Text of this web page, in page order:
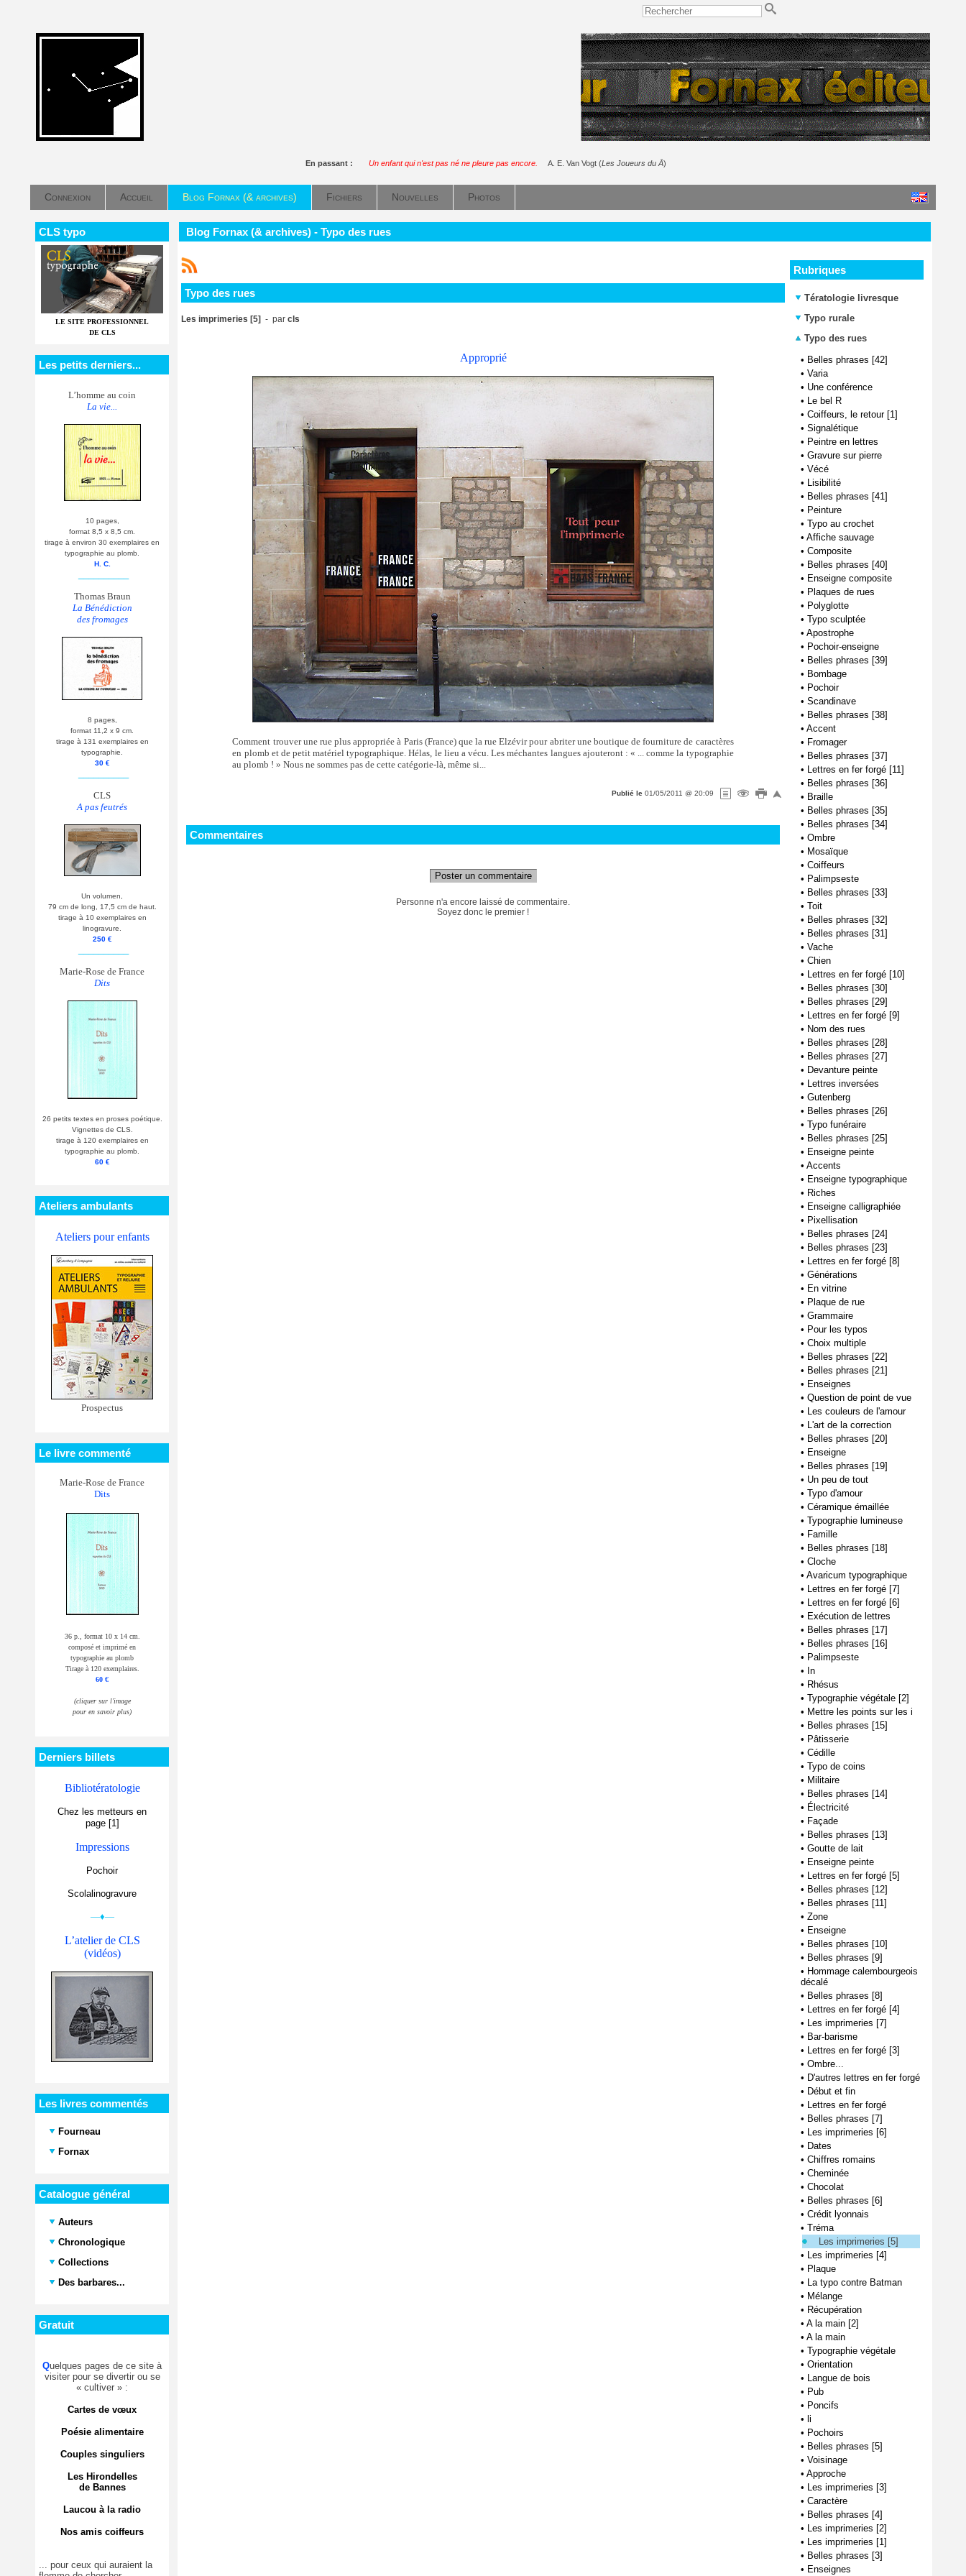
En passant : Un enfant qui n'est pas né ne pleure pas encore. A. E. Van Vogt (Les Joueurs du Ā)
Connexion Accueil Blog Fornax (& archives) Fichiers Nouvelles Photos
CLS typo
LE SITE PROFESSIONNEL
DE CLS
Les petits derniers...
L’homme au coin
La vie...
10 pages,
format 8,5 x 8,5 cm.
tirage à environ 30 exemplaires en
typographie au plomb.
H. C.
Thomas Braun
La Bénédiction
des fromages
8 pages,
format 11,2 x 9 cm.
tirage à 131 exemplaires en
typographie.
30 €
CLS
A pas feutrés
Un volumen,
79 cm de long, 17,5 cm de haut.
tirage à 10 exemplaires en
linogravure.
250 €
Marie-Rose de France
Dits
26 petits textes en proses poétique.
Vignettes de CLS.
tirage à 120 exemplaires en
typographie au plomb.
60 €
Ateliers ambulants
Ateliers pour enfants
Prospectus
Le livre commenté
Marie-Rose de France
Dits
36 p., format 10 x 14 cm.
composé et imprimé en
typographie au plomb
Tirage à 120 exemplaires.
60 €
(cliquer sur l'image
pour en savoir plus)
Derniers billets
Bibliotératologie
Chez les metteurs en
page [1]
Impressions
Pochoir
Scolalinogravure
—♦—
L’atelier de CLS
(vidéos)
Les livres commentés
Fourneau
Fornax
Catalogue général
Auteurs
Chronologique
Collections
Des barbares...
Gratuit
Quelques pages de ce site à
visiter pour se divertir ou se
« cultiver » :
Cartes de vœux
Poésie alimentaire
Couples singuliers
Les Hirondelles
de Bannes
Laucou à la radio
Nos amis coiffeurs
... pour ceux qui auraient la
Blog Fornax (& archives) - Typo des rues
Typo des rues
Les imprimeries [5] - par cls
Approprié
Comment trouver une rue plus appropriée à Paris (France) que la rue Elzévir pour abriter une boutique de fourniture de caractères
en plomb et de petit matériel typographique. Hélas, le lieu a vécu. Les méchantes langues ajouteront : « ... comme la typographie
au plomb ! » Nous ne sommes pas de cette catégorie-là, même si...
Publié le 01/05/2011 @ 20:09
Commentaires
Poster un commentaire
Personne n'a encore laissé de commentaire.
Soyez donc le premier !
Rubriques
Tératologie livresque
Typo rurale
Typo des rues
• Belles phrases [42]
• Varia
• Une conférence
• Le bel R
• Coiffeurs, le retour [1]
• Signalétique
• Peintre en lettres
• Gravure sur pierre
• Vécé
• Lisibilité
• Belles phrases [41]
• Peinture
• Typo au crochet
• Affiche sauvage
• Composite
• Belles phrases [40]
• Enseigne composite
• Plaques de rues
• Polyglotte
• Typo sculptée
• Apostrophe
• Pochoir-enseigne
• Belles phrases [39]
• Bombage
• Pochoir
• Scandinave
• Belles phrases [38]
• Accent
• Fromager
• Belles phrases [37]
• Lettres en fer forgé [11]
• Belles phrases [36]
• Braille
• Belles phrases [35]
• Belles phrases [34]
• Ombre
• Mosaïque
• Coiffeurs
• Palimpseste
• Belles phrases [33]
• Toit
• Belles phrases [32]
• Belles phrases [31]
• Vache
• Chien
• Lettres en fer forgé [10]
• Belles phrases [30]
• Belles phrases [29]
• Lettres en fer forgé [9]
• Nom des rues
• Belles phrases [28]
• Belles phrases [27]
• Devanture peinte
• Lettres inversées
• Gutenberg
• Belles phrases [26]
• Typo funéraire
• Belles phrases [25]
• Enseigne peinte
• Accents
• Enseigne typographique
• Riches
• Enseigne calligraphiée
• Pixellisation
• Belles phrases [24]
• Belles phrases [23]
• Lettres en fer forgé [8]
• Générations
• En vitrine
• Plaque de rue
• Grammaire
• Pour les typos
• Choix multiple
• Belles phrases [22]
• Belles phrases [21]
• Enseignes
• Question de point de vue
• Les couleurs de l'amour
• L'art de la correction
• Belles phrases [20]
• Enseigne
• Belles phrases [19]
• Un peu de tout
• Typo d'amour
• Céramique émaillée
• Typographie lumineuse
• Famille
• Belles phrases [18]
• Cloche
• Avaricum typographique
• Lettres en fer forgé [7]
• Lettres en fer forgé [6]
• Exécution de lettres
• Belles phrases [17]
• Belles phrases [16]
• Palimpseste
• In
• Rhésus
• Typographie végétale [2]
• Mettre les points sur les i
• Belles phrases [15]
• Pâtisserie
• Cédille
• Typo de coins
• Militaire
• Belles phrases [14]
• Électricité
• Façade
• Belles phrases [13]
• Goutte de lait
• Enseigne peinte
• Lettres en fer forgé [5]
• Belles phrases [12]
• Belles phrases [11]
• Zone
• Enseigne
• Belles phrases [10]
• Belles phrases [9]
• Hommage calembourgeois
décalé
• Belles phrases [8]
• Lettres en fer forgé [4]
• Les imprimeries [7]
• Bar-barisme
• Lettres en fer forgé [3]
• Ombre...
• D'autres lettres en fer forgé
• Début et fin
• Lettres en fer forgé
• Belles phrases [7]
• Les imprimeries [6]
• Dates
• Chiffres romains
• Cheminée
• Chocolat
• Belles phrases [6]
• Crédit lyonnais
• Tréma
Les imprimeries [5]
• Les imprimeries [4]
• Plaque
• La typo contre Batman
• Mélange
• Récupération
• A la main [2]
• A la main
• Typographie végétale
• Orientation
• Langue de bois
• Pub
• Poncifs
• li
• Pochoirs
• Belles phrases [5]
• Voisinage
• Approche
• Les imprimeries [3]
• Caractère
• Belles phrases [4]
• Les imprimeries [2]
• Les imprimeries [1]
• Belles phrases [3]
• Enseignes